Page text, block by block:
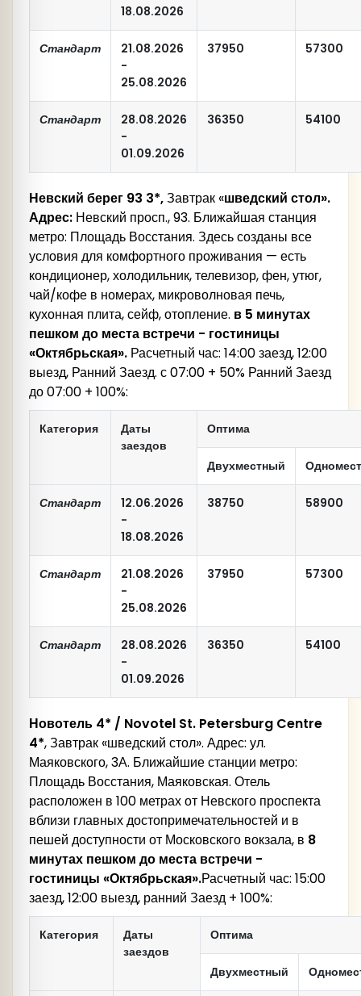
18.08.2026
Стандарт
21.08.2026
-
25.08.2026
37950 57300
Стандарт
28.08.2026
-
01.09.2026
36350 54100
Невский берег 93 3*,Завтрак «шведский стол».
Адрес: Невский просп., 93. Ближайшая станция
метро: Площадь Восстания. Здесь созданы все
условия для комфортного проживания — есть
кондиционер, холодильник, телевизор, фен, утюг,
чай/кофе в номерах, микроволновая печь,
кухонная плита, сейф, отопление. в 5 минутах
пешком до места встречи - гостиницы
«Октябрьская». Расчетный час: 14:00 заезд, 12:00
выезд, Ранний Заезд. с 07:00 + 50% Ранний Заезд
до 07:00 + 100%:
Категория
Даты
заездов
Оптима
Двухместный
Стандарт
12.06.2026
-
18.08.2026
38750 58900
Стандарт
21.08.2026
-
25.08.2026
37950 57300
Стандарт
28.08.2026
-
01.09.2026
36350 54100
Новотель 4* / Novotel St. Petersburg Centre
4*, Завтрак «шведский стол». Адрес: ул.
Маяковского, 3А. Ближайшие станции метро:
Площадь Восстания, Маяковская. Отель
расположен в 100 метрах от Невского проспекта
вблизи главных достопримечательностей и в
пешей доступности от Московского вокзала, в 8
минутах пешком до места встречи -
гостиницы «Октябрьская».Расчетный час: 15:00
заезд, 12:00 выезд, ранний Заезд + 100%:
Категория
Даты
заездов
Оптима
Двухместный